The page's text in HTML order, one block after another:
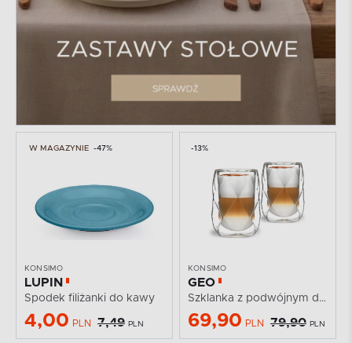
W MAGAZYNIE -47%
KONSIMO
LUPIN
Spodek filiżanki do kawy
4,00 PLN 7,49 PLN
-13%
KONSIMO
GEO
Szklanka z podwójnym dnem (2szt.)
69,90 PLN 79,90 PLN